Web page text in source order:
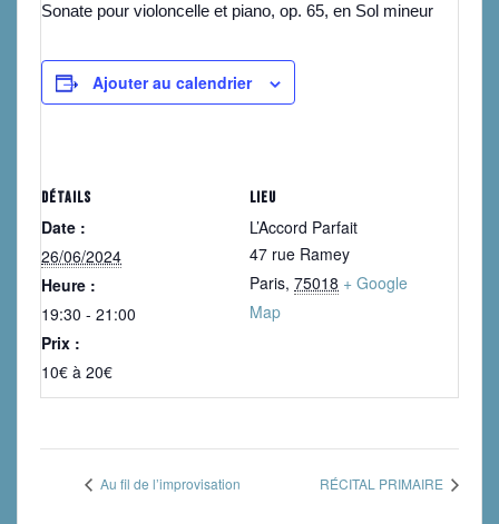
Sonate pour violoncelle et piano, op. 65, en Sol mineur
Ajouter au calendrier
DÉTAILS
Date :
26/06/2024
Heure :
19:30 - 21:00
Prix :
10€ à 20€
LIEU
L’Accord Parfait
47 rue Ramey
Paris, 75018 + Google
Map
Au fil de l’improvisation RÉCITAL PRIMAIRE